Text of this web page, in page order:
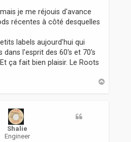
je me réjouis d'avance
récentes à côté desquelles
labels aujourd'hui qui
dans l'esprit des 60's et 70's
ça fait bien plaisir. Le Roots
Shalie
Engineer